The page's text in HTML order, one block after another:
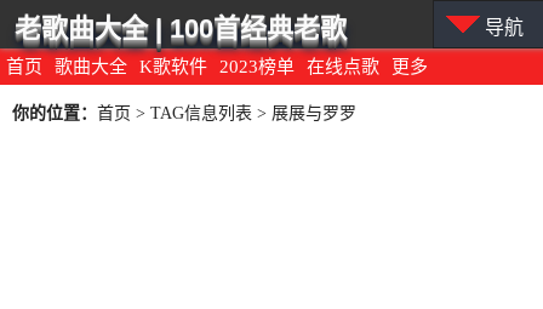
首页 歌曲大全 K歌软件 2023榜单 在线点歌 更多
老歌曲大全 | 100首经典老歌 导航
你的位置： 首页 > TAG信息列表 > 展展与罗罗